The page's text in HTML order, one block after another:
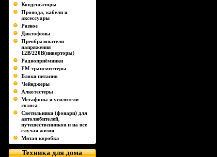
Конденсаторы
Провода, кабели и
аксессуары
Разное
Диктофоны
Преобразователи
напряжения
12В/220В(инверторы)
Радиоприёмники
FM-трансмиттеры
Блоки питания
Чейнджеры
Алкотестеры
Мегафоны и усилители
голоса
Светильники (фонари) для
автолюбителей,
путешественников и на все
случаи жизни
Мятая коробка
Техника для дома